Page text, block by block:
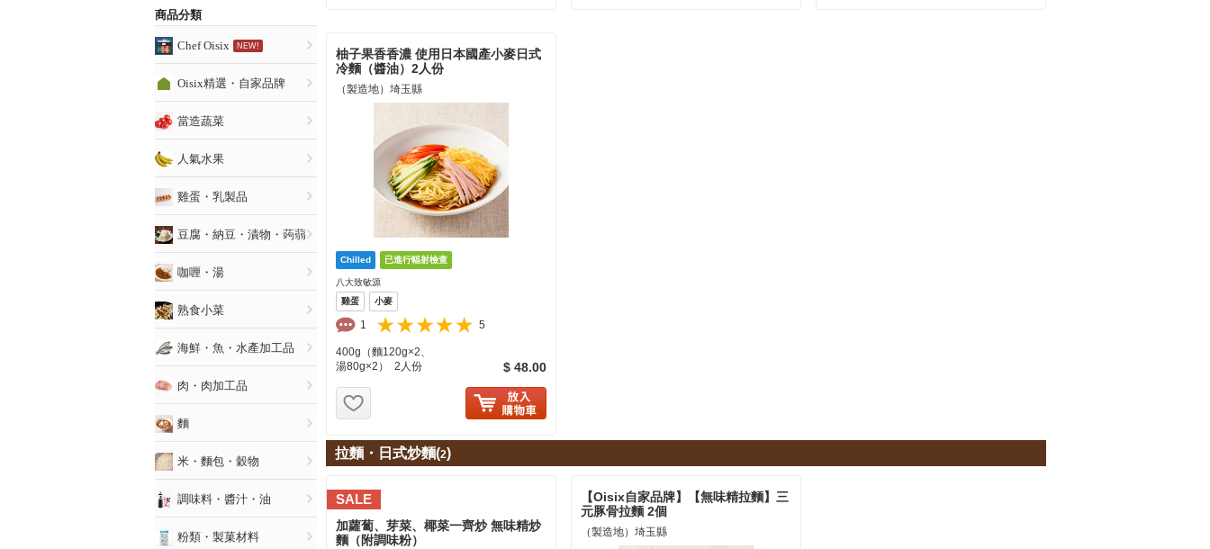
商品分類
Chef Oisix
Oisix精選・自家品牌
當造蔬菜
人氣水果
雞蛋・乳製品
豆腐・納豆・漬物・蒟蒻
咖喱・湯
熟食小菜
海鮮・魚・水產加工品
肉・肉加工品
麵
米・麵包・穀物
調味料・醬汁・油
粉類・製菓材料
柚子果香香濃 使用日本國產小麥日式
冷麵（醬油）2人份
（製造地）埼玉縣
八大致敏源
雞蛋
小麥
1 5
400g（麵120g×2、
湯80g×2） 2人份
$ 48.00
拉麵・日式炒麵(2)
SALE
加蘿蔔、芽菜、椰菜一齊炒 無味精炒
麵（附調味粉）
【Oisix自家品牌】【無味精拉麵】三
元豚骨拉麵 2個
（製造地）埼玉縣